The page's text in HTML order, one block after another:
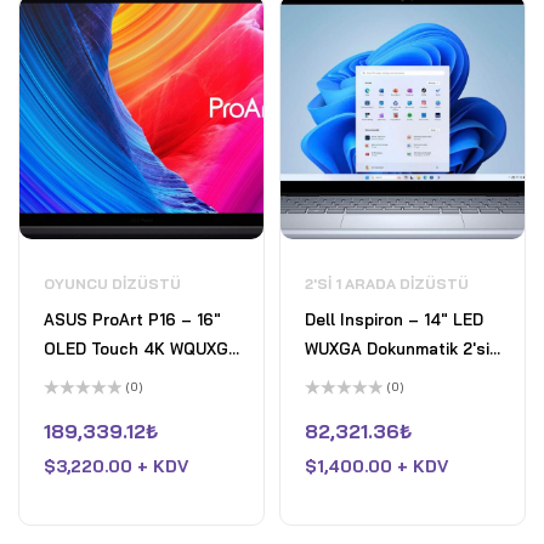
OYUNCU DIZÜSTÜ
ASUS ProArt P16 – 16"
OLED Touch 4K WQUXGA
60Hz Dokunmatik
Ryzen AI 9 HX370 - 8GB
Nvidia GeForce RTX
üzerinden
0
aldı
(0)
189,339.12₺
$3,220.00 + KDV
2'SI 1 ARADA DIZÜSTÜ
Dell Inspiron – 14" LED
WUXGA Dokunmatik 2'si 1
Arada Laptop Intel Core
Graphics 16GB DDR5
RAM 1TB PCIe SSD Win
üzerinden
0
aldı
(0)
82,321.36₺
$1,400.00 + KDV